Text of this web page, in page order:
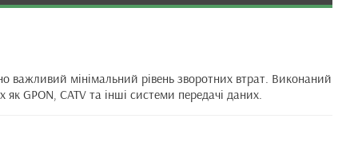
важливий мінімальний рівень зворотних втрат. Виконаний
GPON, CATV та інші системи передачі даних.